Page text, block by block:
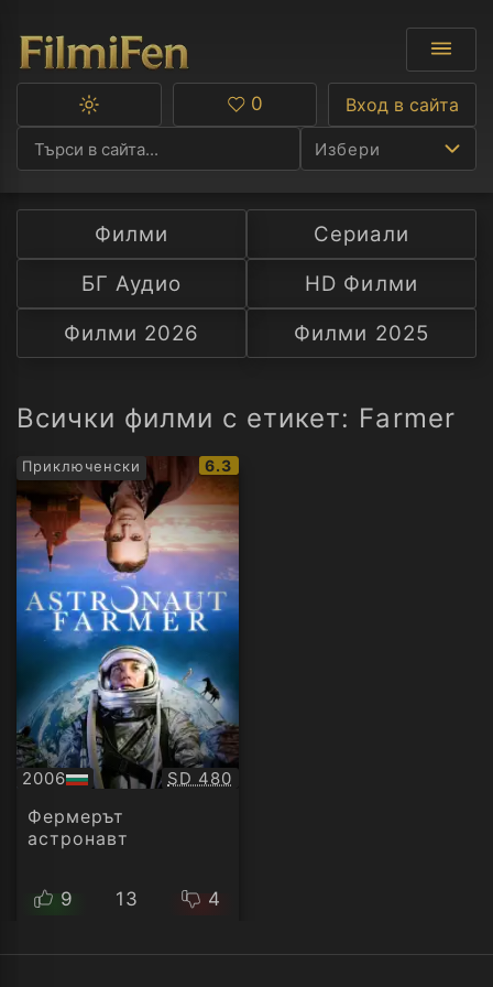
Избери
Ф
С
А
Превключване
тъмна
тема
Любими
0 Вход в сайта
Филми
Сериали
БГ Аудио
HD Филми
Филми 2026
Филми 2025
Всички филми с етикет: Farmer
Приключенски
IMDb
рейтинг:
6.3
2006
БГ
аудио
Качество:
SD 480
Фермерът
астронавт
9 13 4